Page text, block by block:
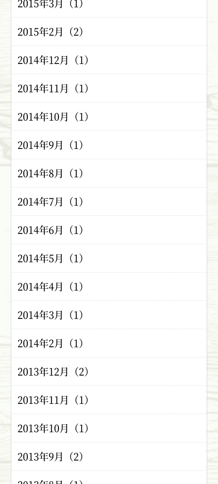
2015年3月（1）
2015年2月（2）
2014年12月（1）
2014年11月（1）
2014年10月（1）
2014年9月（1）
2014年8月（1）
2014年7月（1）
2014年6月（1）
2014年5月（1）
2014年4月（1）
2014年3月（1）
2014年2月（1）
2013年12月（2）
2013年11月（1）
2013年10月（1）
2013年9月（2）